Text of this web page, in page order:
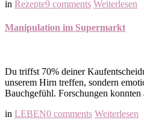
in Rezepte9 comments Weiterlesen
Manipulation im Supermarkt
Du triffst 70% deiner
unserem Hirn treffen, sondern
Bauchgefühl. Forschungen
in LEBEN0 comments Weiterlesen